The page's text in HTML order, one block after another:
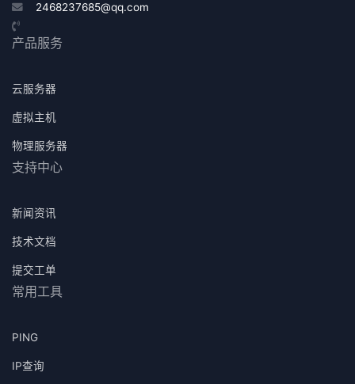
2468237685@qq.com
产品服务
云服务器
虚拟主机
物理服务器
支持中心
新闻资讯
技术文档
提交工单
常用工具
PING
IP查询